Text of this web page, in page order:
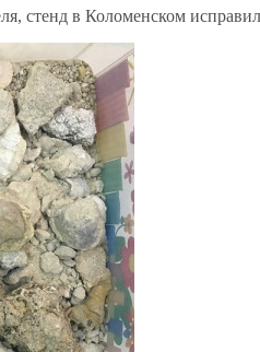
стенд в Коломенском